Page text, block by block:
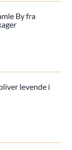
By fra
levende i